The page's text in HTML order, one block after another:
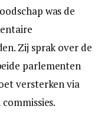
was de
Zij sprak over de
parlementen
versterken via